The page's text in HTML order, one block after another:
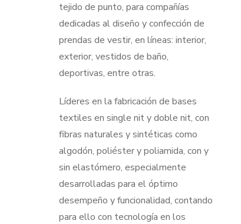
tejido de punto, para compañías
dedicadas al diseño y confección de
prendas de vestir, en líneas: interior,
exterior, vestidos de baño,
deportivas, entre otras.
Líderes en la fabricación de bases
textiles en single nit y doble nit, con
fibras naturales y sintéticas como
algodón, poliéster y poliamida, con y
sin elastómero, especialmente
desarrolladas para el óptimo
desempeño y funcionalidad, contando
para ello con tecnología en los